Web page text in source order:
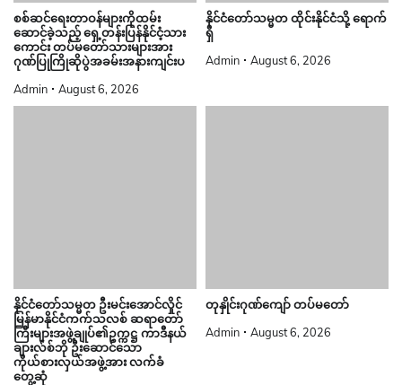
စစ်ဆင်ရေးတာဝန်များကိုထမ်း
ဆောင်ခဲ့သည့် ရှေ့တန်းပြန်နိုင်ငံ့သား
ကောင်း တပ်မတော်သားများအား
ဂုဏ်ပြုကြိုဆိုပွဲအခမ်းအနားကျင်းပ
Admin August 6, 2026
နိုင်ငံတော်သမ္မတ ထိုင်းနိုင်ငံသို့ ရောက်
ရှိ
Admin August 6, 2026
နိုင်ငံတော်သမ္မတ ဦးမင်းအောင်လှိုင်
မြန်မာနိုင်ငံကက်သလစ် ဆရာတော်
ကြီးများအဖွဲ့ချုပ်၏ဥက္ကဋ္ဌ ကာဒီနယ်
ချားလ်စ်ဘို ဦးဆောင်သော
ကိုယ်စားလှယ်အဖွဲ့အား လက်ခံ
တွေ့ဆုံ
တုနှိုင်းဂုဏ်ကျော် တပ်မတော်
Admin August 6, 2026